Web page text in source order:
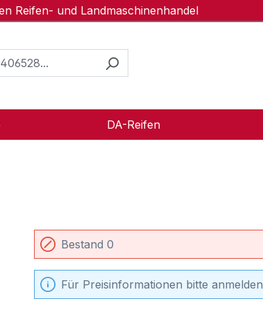
Reifen- und Landmaschinenhandel
DA-Reifen
Bestand 0
Für Preisinformationen bitte anmelden